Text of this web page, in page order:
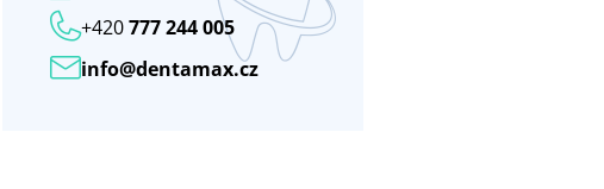
info@dentamax.cz
+420777 244 005